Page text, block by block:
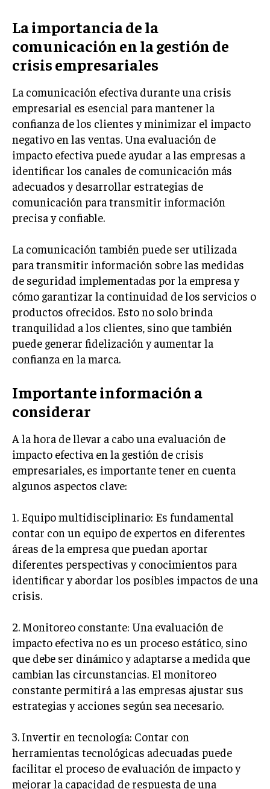
INTELLIGENCE
CIBERSEGURIDAD EMPRESARIAL
EMPRESAS FAMILIARES Y SUCESIÓN
GESTIÓN DEL RIESGO EMPRESARIAL
NEGOCIACIÓN Y RESOLUCIÓN DE CONFLICTOS
DERECHO EMPRESARIAL Y REGULACIONES
ÉXITO EMPRESARIAL Y CASOS DE ESTUDIO
GOBIERNO CORPORATIVO
ESTRATEGIAS DE NEGOCIOS
MARKETING B2B
MARKETING B2C
FRANQUICIAS
MARKETING DE INFLUENCERS
E-COMMERCE
ESTRATEGIAS DE PRICING Y GESTIÓN DE
PRECIOS
GESTIÓN DE CRISIS EMPRESARIALES
EMPRESAS Y STARTUPS TECNOLÓGICAS
GESTIÓN DE LA EXPERIENCIA DEL CLIENTE
PROYECTOS
GESTIÓN DE PROYECTOS
GESTIÓN DE OPERACIONES Y CADENA DE
SUMINISTRO
LOGÍSTICA EMPRESARIAL
TALENTOS
RECURSOS HUMANOS Y GESTIÓN DEL
TALENTO
RECLUTAMIENTO Y SELECCIÓN
GESTIÓN DEL DESEMPEÑO
CULTURA Y CLIMA ORGANIZACIONAL
La importancia de la
comunicación en la gestión de
crisis empresariales
La comunicación efectiva durante una crisis
empresarial es esencial para mantener la
confianza de los clientes y minimizar el impacto
negativo en las ventas. Una evaluación de
impacto efectiva puede ayudar a las empresas a
identificar los canales de comunicación más
adecuados y desarrollar estrategias de
comunicación para transmitir información
precisa y confiable.
La comunicación también puede ser utilizada
para transmitir información sobre las medidas
de seguridad implementadas por la empresa y
cómo garantizar la continuidad de los servicios o
productos ofrecidos. Esto no solo brinda
tranquilidad a los clientes, sino que también
puede generar fidelización y aumentar la
confianza en la marca.
Importante información a
considerar
A la hora de llevar a cabo una evaluación de
impacto efectiva en la gestión de crisis
empresariales, es importante tener en cuenta
algunos aspectos clave:
1. Equipo multidisciplinario: Es fundamental
contar con un equipo de expertos en diferentes
áreas de la empresa que puedan aportar
diferentes perspectivas y conocimientos para
identificar y abordar los posibles impactos de una
crisis.
2. Monitoreo constante: Una evaluación de
impacto efectiva no es un proceso estático, sino
que debe ser dinámico y adaptarse a medida que
cambian las circunstancias. El monitoreo
constante permitirá a las empresas ajustar sus
estrategias y acciones según sea necesario.
3. Invertir en tecnología: Contar con
herramientas tecnológicas adecuadas puede
facilitar el proceso de evaluación de impacto y
mejorar la capacidad de respuesta de una